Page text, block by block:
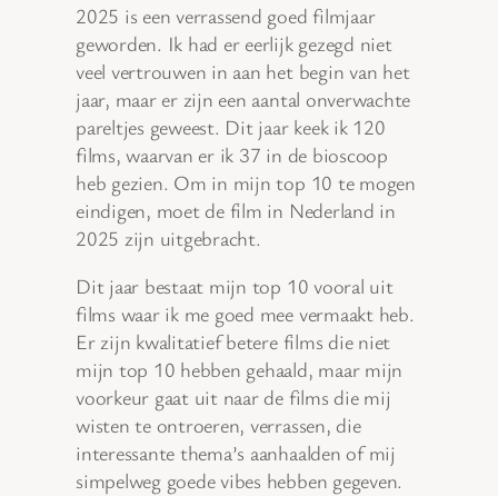
2025 is een verrassend goed filmjaar
geworden. Ik had er eerlijk gezegd niet
veel vertrouwen in aan het begin van het
jaar, maar er zijn een aantal onverwachte
pareltjes geweest. Dit jaar keek ik 120
films, waarvan er ik 37 in de bioscoop
heb gezien. Om in mijn top 10 te mogen
eindigen, moet de film in Nederland in
2025 zijn uitgebracht.
Dit jaar bestaat mijn top 10 vooral uit
films waar ik me goed mee vermaakt heb.
Er zijn kwalitatief betere films die niet
mijn top 10 hebben gehaald, maar mijn
voorkeur gaat uit naar de films die mij
wisten te ontroeren, verrassen, die
interessante thema’s aanhaalden of mij
simpelweg goede vibes hebben gegeven.